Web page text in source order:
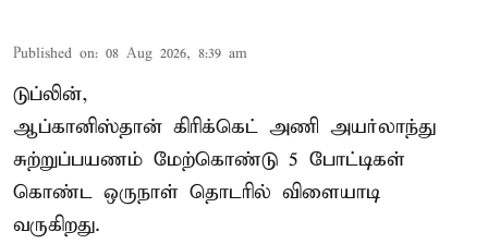
Published on: 08 Aug 2026, 8:39 am
டுப்லின்,
ஆப்கானிஸ்தான் கிரிக்கெட் அணி அயர்லாந்து
சுற்றுப்பயணம் மேற்கொண்டு 5 போட்டிகள்
கொண்ட ஒருநாள் தொடரில் விளையாடி
வருகிறது.